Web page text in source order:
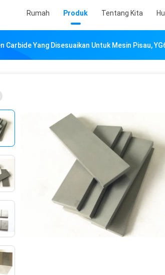
Rumah Produk Tentang Kita
Carbide Yang Disesuaikan Untuk Mesin Pisau,